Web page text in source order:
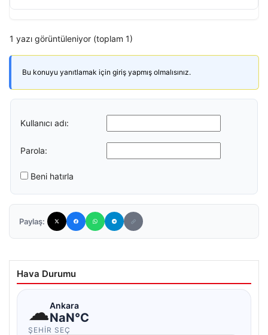
1 yazı görüntüleniyor (toplam 1)
Bu konuyu yanıtlamak için giriş yapmış olmalısınız.
Kullanıcı adı:
Parola:
Beni hatırla
Paylaş:
Hava Durumu
☁Ankara
NaN°C
ŞEHIR SEÇ